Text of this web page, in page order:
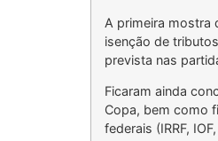
A primeira mostra
isenção de
prevista nas
Ficaram ainda
Copa, bem como
federais (IRRF,